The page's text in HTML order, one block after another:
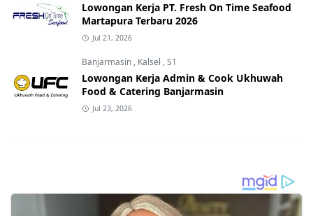
Lowongan Kerja PT. Fresh On Time Seafood
Martapura Terbaru 2026
Jul 21, 2026
Banjarmasin , Kalsel ,S1
Lowongan Kerja Admin & Cook Ukhuwah
Food & Catering Banjarmasin
Jul 23, 2026